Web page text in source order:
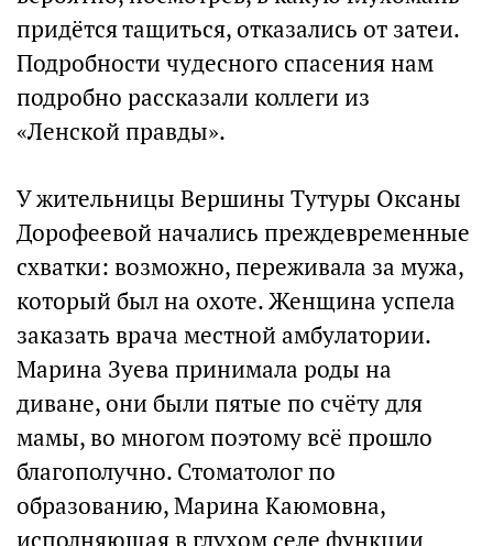
придётся тащиться, отказались от затеи.
Подробности чудесного спасения нам
подробно рассказали коллеги из
«Ленской правды».
У жительницы Вершины Тутуры Оксаны
Дорофеевой начались преждевременные
схватки: возможно, переживала за мужа,
который был на охоте. Женщина успела
заказать врача местной амбулатории.
Марина Зуева принимала роды на
диване, они были пятые по счёту для
мамы, во многом поэтому всё прошло
благополучно. Стоматолог по
образованию, Марина Каюмовна,
исполняющая в глухом селе функции